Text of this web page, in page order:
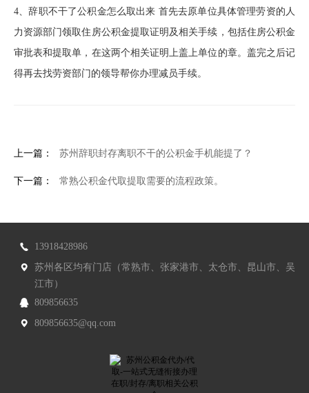
4、辞职不干了公积金怎么取出来 首先去原单位具体管理劳资的人
力资源部门领取住房公积金提取证明及相关手续，包括住房公积金
审批表和提取单，在这两个相关证明上盖上单位的章。盖完之后记
得再去找劳资部门的领导帮你办理减员手续。
上一篇： 苏州辞职封存离职不干的公积金手机能提了？
下一篇： 常熟公积金代取提取需要的流程政策。
13918428986
苏州各区均有门店（常熟市、张家港市、太仓市、昆山市、吴
江市）
809856635
809856635@qq.com